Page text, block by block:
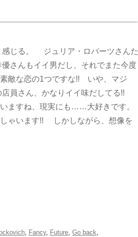
じる。 ジュリア・ロバーツさんた
さんもイイ男だし、それでまた今度
敵な恋の1つですな!! いや、マジ
員さん、かなりイイ味だしてる!!
ますね、現実にも……大好きです。
ゃいます!! しかしながら、想像を
, Fancy, Future, Go back,